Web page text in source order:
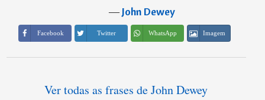
―John Dewey
Facebook Twitter WhatsApp Imagem
Ver todas as frases de John Dewey